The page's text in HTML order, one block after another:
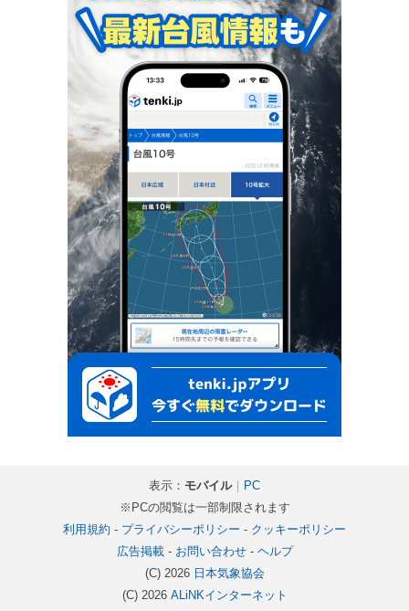
表示： モバイル｜
PC
※PCの閲覧は一部制限されます
利用規約 - プライバシーポリシー - クッキーポリシー
広告掲載- お問い合わせ- ヘルプ
(C) 2026 日本気象協会
(C) 2026 ALiNKインターネット